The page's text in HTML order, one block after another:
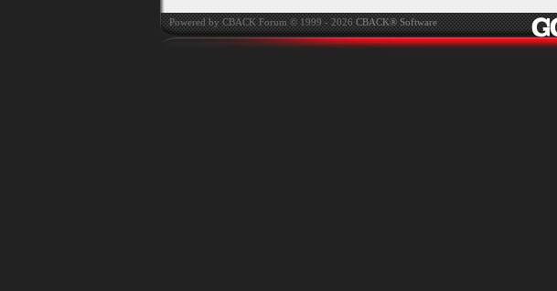
Ich habe mein Passwort
vergessen|Registrieren
Powered by CBACK Forum © 1999 - 2026CBACK® Software